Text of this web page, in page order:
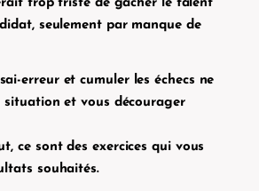
trop triste de gâcher le talent
seulement par manque de
erreur et cumuler les échecs ne
situation et vous décourager
ce sont des exercices qui vous
souhaités.